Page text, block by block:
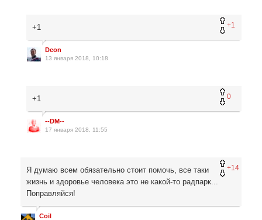
+1
+1
Deon
13 января 2018, 10:18
0
+1
--DM--
17 января 2018, 11:55
+14
Я думаю всем обязательно стоит помочь, все таки
жизнь и здоровье человека это не какой-то радпарк...
Поправляйся!
Coil